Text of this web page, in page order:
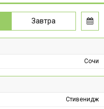
Завтра
Сочи
Стивенидж